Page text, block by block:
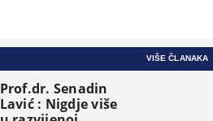
VIŠE ČLANAKA
Prof.dr. Senadin
Lavić : Nigdje više